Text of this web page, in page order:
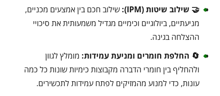
🤝 שילוב שיטות (IPM):
שילוב חכם בין אמצעים מכניים,
מניעתיים, ביולוגיים וכימיים מגדיל משמעותית את סיכויי
ההצלחה בגינה.
🔄 החלפת חומרים ומניעת עמידות: מומלץ לגוון
ולהחליף בין חומרי הדברה מקבוצות כימיות שונות כל כמה
עונות, כדי למנוע מהמזיקים לפתח עמידות לתכשירים.